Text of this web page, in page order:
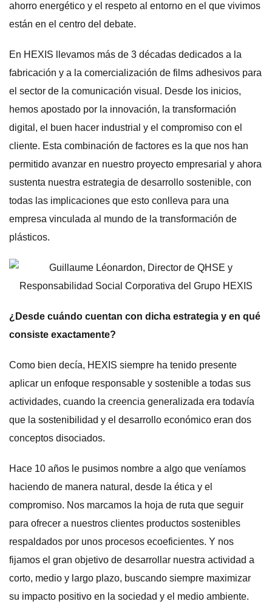
ahorro energético y el respeto al entorno en el que vivimos
están en el centro del debate.
En HEXIS llevamos más de 3 décadas dedicados a la
fabricación y a la comercialización de films adhesivos para
el sector de la comunicación visual. Desde los inicios,
hemos apostado por la innovación, la transformación
digital, el buen hacer industrial y el compromiso con el
cliente. Esta combinación de factores es la que nos han
permitido avanzar en nuestro proyecto empresarial y ahora
sustenta nuestra estrategia de desarrollo sostenible, con
todas las implicaciones que esto conlleva para una
empresa vinculada al mundo de la transformación de
plásticos.
¿Desde cuándo cuentan con dicha estrategia y en qué
consiste exactamente?
Como bien decía, HEXIS siempre ha tenido presente
aplicar un enfoque responsable y sostenible a todas sus
actividades, cuando la creencia generalizada era todavía
que la sostenibilidad y el desarrollo económico eran dos
conceptos disociados.
Hace 10 años le pusimos nombre a algo que veníamos
haciendo de manera natural, desde la ética y el
compromiso. Nos marcamos la hoja de ruta que seguir
para ofrecer a nuestros clientes productos sostenibles
respaldados por unos procesos ecoeficientes. Y nos
fijamos el gran objetivo de desarrollar nuestra actividad a
corto, medio y largo plazo, buscando siempre maximizar
su impacto positivo en la sociedad y el medio ambiente.